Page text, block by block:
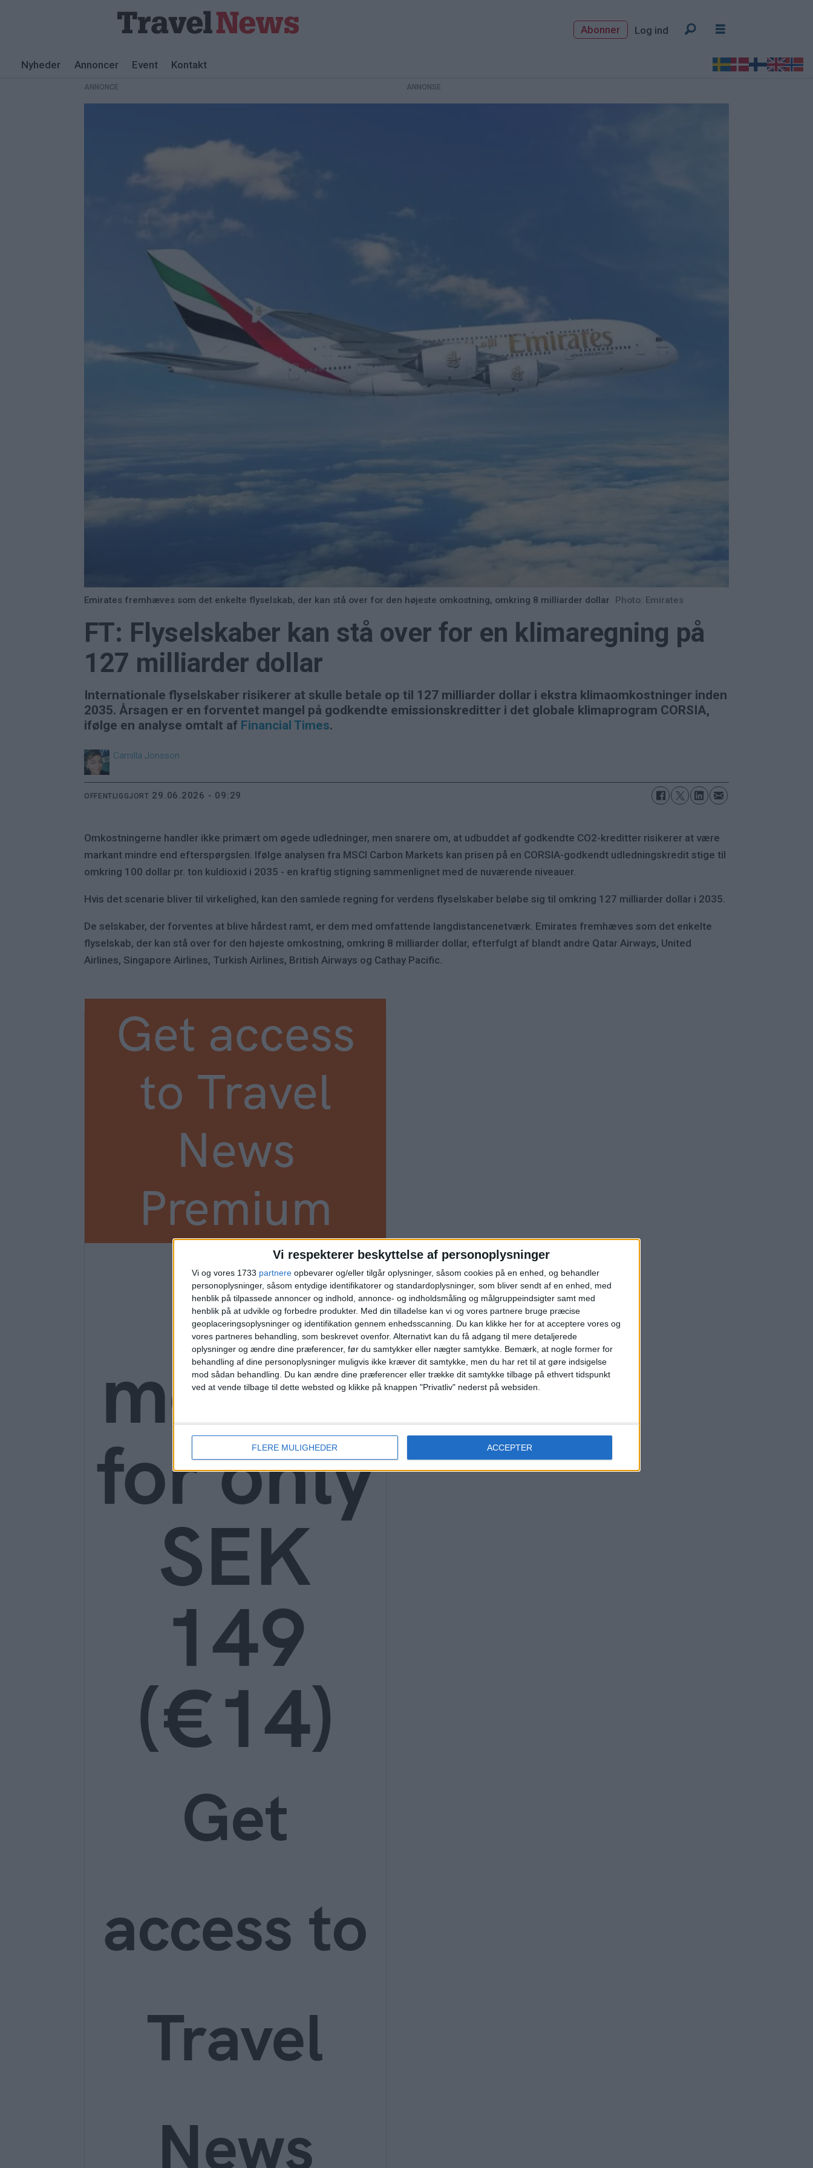
Vi respekterer beskyttelse af personoplysninger
Vi og vores 1733 partnere opbevarer og/eller tilgår oplysninger, såsom cookies på en enhed, og behandler
personoplysninger, såsom entydige identifikatorer og standardoplysninger, som bliver sendt af en enhed, med
henblik på tilpassede annoncer og indhold, annonce- og indholdsmåling og målgruppeindsigter samt med
henblik på at udvikle og forbedre produkter. Med din tilladelse kan vi og vores partnere bruge præcise
geoplaceringsoplysninger og identifikation gennem enhedsscanning. Du kan klikke her for at acceptere vores og
vores partneres behandling, som beskrevet ovenfor. Alternativt kan du få adgang til mere detaljerede
oplysninger og ændre dine præferencer, før du samtykker eller nægter samtykke. Bemærk, at nogle former for
behandling af dine personoplysninger muligvis ikke kræver dit samtykke, men du har ret til at gøre indsigelse
mod sådan behandling.
Du kan ændre dine præferencer eller trække dit samtykke tilbage på ethvert tidspunkt
ved at vende tilbage til dette websted og klikke på knappen "Privatliv" nederst på websiden.
FLERE MULIGHEDER ACCEPTER
Abonner Log ind
Nyheder Annoncer Event Kontakt
ANNONCE
Emirates fremhæves som det enkelte flyselskab, der kan stå over for den højeste omkostning, omkring 8 milliarder dollar Photo: Emirates
FT: Flyselskaber kan stå over for en klimaregning på
127 milliarder dollar
Internationale flyselskaber risikerer at skulle betale op til 127 milliarder dollar i ekstra klimaomkostninger inden
2035. Årsagen er en forventet mangel på godkendte emissionskreditter i det globale klimaprogram CORSIA,
ifølge en analyse omtalt af Financial Times.
Camilla Jonsson
OFFENTLIGGJORT 29.06.2026 - 09:29
Omkostningerne handler ikke primært om øgede udledninger, men snarere om, at udbuddet af godkendte CO2-kreditter risikerer at være
markant mindre end efterspørgslen. Ifølge analysen fra MSCI Carbon Markets kan prisen på en CORSIA-godkendt udledningskredit stige til
omkring 100 dollar pr. ton kuldioxid i 2035 - en kraftig stigning sammenlignet med de nuværende niveauer.
Hvis det scenarie bliver til virkelighed, kan den samlede regning for verdens flyselskaber beløbe sig til omkring 127 milliarder dollar i 2035.
De selskaber, der forventes at blive hårdest ramt, er dem med omfattende langdistancenetværk. Emirates fremhæves som det enkelte
flyselskab, der kan stå over for den højeste omkostning, omkring 8 milliarder dollar, efterfulgt af blandt andre Qatar Airways, United
Airlines, Singapore Airlines, Turkish Airlines, British Airways og Cathay Pacific.
Get access
to Travel
News
Premium
3
months
for only
SEK
149
(€14)
Get
access to
Travel
News